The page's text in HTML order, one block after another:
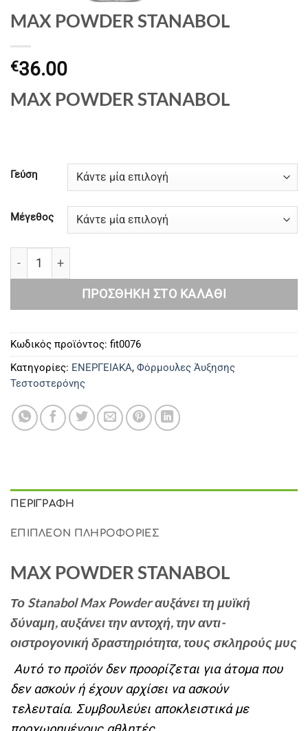
MAX POWDER STANABOL
€36.00
MAX POWDER STANABOL
Γεύση
Μέγεθος
ΠΡΟΣΘΉΚΗ ΣΤΟ ΚΑΛΆΘΙ
Κωδικός προϊόντος: fit0076
Κατηγορίες: ΕΝΕΡΓΕΙΑΚΑ, Φόρμουλες Άυξησης
Τεστοστερόνης
ΠΕΡΙΓΡΑΦΉ
ΕΠΙΠΛΈΟΝ ΠΛΗΡΟΦΟΡΊΕΣ
MAX POWDER STANABOL
Το Stanabol Max Powder αυξάνει τη μυϊκή
δύναμη, αυξάνει την αντοχή, την αντι-
οιστρογονική δραστηριότητα, τους σκληρούς μυς
Αυτό το προϊόν δεν προορίζεται για άτομα που
δεν ασκούν ή έχουν αρχίσει να ασκούν
τελευταία. Συμβουλεύει αποκλειστικά με